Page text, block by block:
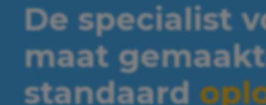
De specialist
maat
standaard